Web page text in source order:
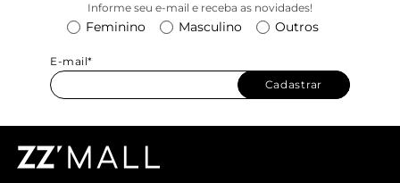
gladiadora com fecho afivelado é absolutamente incrível
para presentear no Dia dos Namorados! <3
Informe seu e-mail e receba as novidades!
Feminino Masculino Outros
E-mail*
Cadastrar